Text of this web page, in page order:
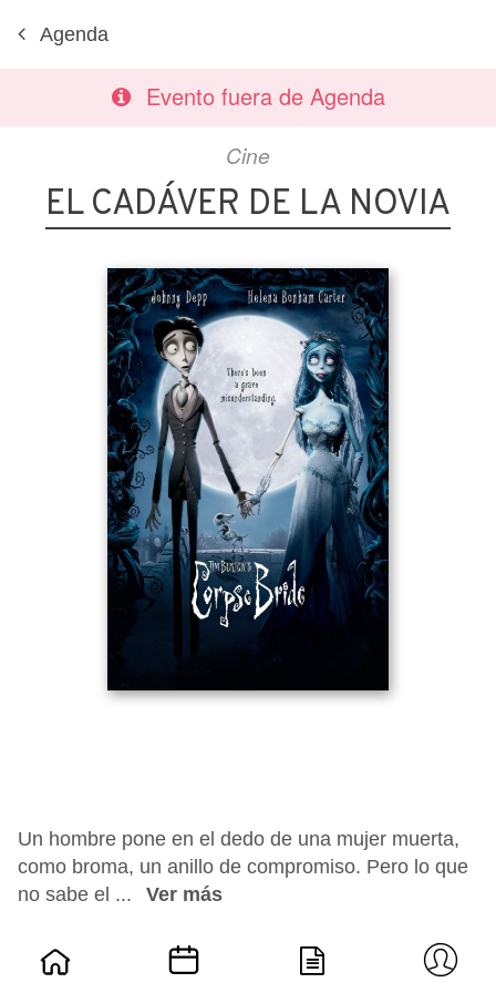
Agenda
Evento fuera de Agenda
Cine
EL CADÁVER DE LA NOVIA
Un hombre pone en el dedo de una mujer muerta,
como broma, un anillo de compromiso. Pero lo que
no sabe el ...
Ver más